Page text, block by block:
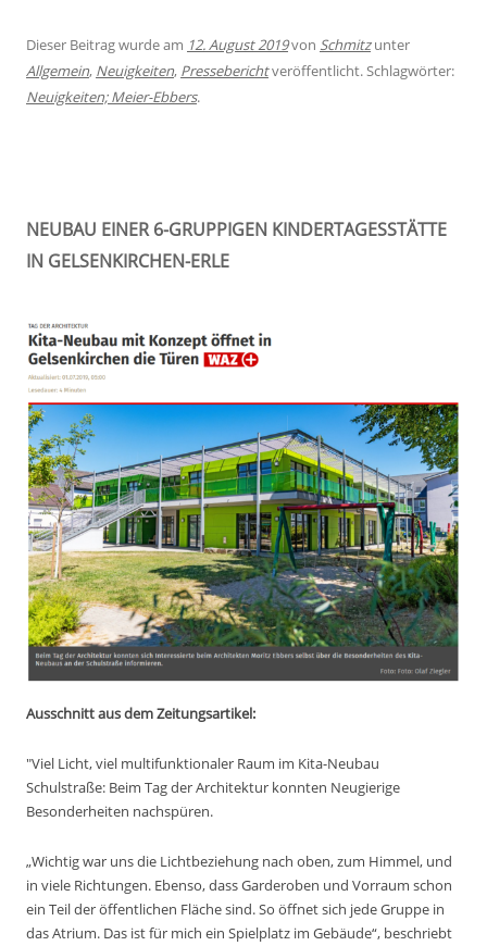
Dieser Beitrag wurde am 12. August 2019von Schmitzunter
Allgemein, Neuigkeiten, Presseberichtveröffentlicht. Schlagwörter:
Neuigkeiten; Meier-Ebbers.
NEUBAU EINER 6-GRUPPIGEN KINDERTAGESSTÄTTE
IN GELSENKIRCHEN-ERLE
Ausschnitt aus dem Zeitungsartikel:
"Viel Licht, viel multifunktionaler Raum im Kita-Neubau
Schulstraße: Beim Tag der Architektur konnten Neugierige
Besonderheiten nachspüren.
„Wichtig war uns die Lichtbeziehung nach oben, zum Himmel, und
in viele Richtungen. Ebenso, dass Garderoben und Vorraum schon
ein Teil der öffentlichen Fläche sind. So öffnet sich jede Gruppe in
das Atrium. Das ist für mich ein Spielplatz im Gebäude“, beschriebt